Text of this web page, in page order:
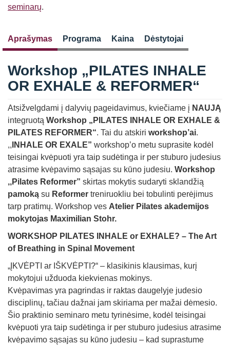
seminarų.
Aprašymas Programa Kaina Dėstytojai
Workshop „PILATES INHALE
OR EXHALE & REFORMER“
Atsižvelgdami į dalyvių pageidavimus, kviečiame į NAUJĄ
integruotą Workshop „PILATES INHALE OR EXHALE &
PILATES REFORMER“. Tai du atskiri workshop’ai.
,, INHALE OR EXALE” workshop’o metu suprasite kodėl
teisingai kvėpuoti yra taip sudėtinga ir per stuburo judesius
atrasime kvėpavimo sąsajas su kūno judesiu. Workshop
,,Pilates Reformer” skirtas mokytis sudaryti sklandžią
pamoką su Reformer treniruokliu bei tobulinti perėjimus
tarp pratimų. Workshop ves Atelier Pilates akademijos
mokytojas Maximilian Stohr.
WORKSHOP PILATES INHALE or EXHALE? – The Art
of Breathing in Spinal Movement
„ĮKVĖPTI ar IŠKVĖPTI?“ – klasikinis klausimas, kurį
mokytojui užduoda kiekvienas mokinys.
Kvėpavimas yra pagrindas ir raktas daugelyje judesio
disciplinų, tačiau dažnai jam skiriama per mažai dėmesio.
Šio praktinio seminaro metu tyrinėsime, kodėl teisingai
kvėpuoti yra taip sudėtinga ir per stuburo judesius atrasime
kvėpavimo sąsajas su kūno judesiu – kad suprastume